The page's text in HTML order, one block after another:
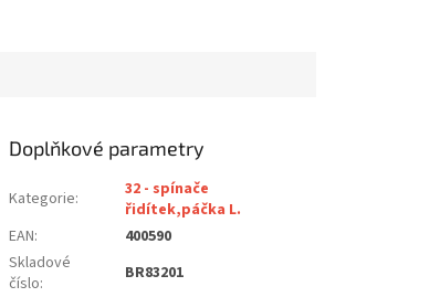
Doplňkové parametry
Kategorie:
32 - spínače
řidítek,páčka L.
EAN:
400590
Skladové
číslo:
BR83201